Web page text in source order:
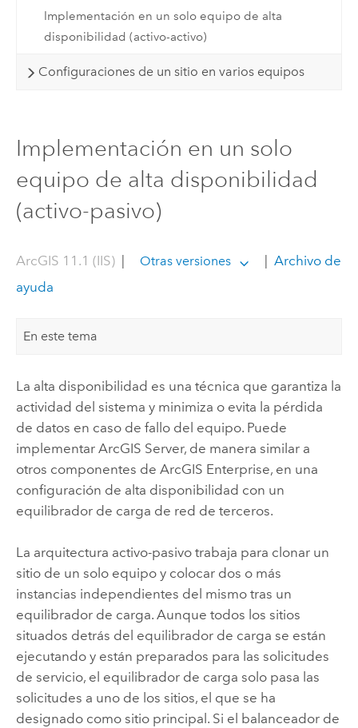
Implementación en un solo equipo de alta
disponibilidad (activo-activo)
Configuraciones de un sitio en varios equipos
Implementación en un solo
equipo de alta disponibilidad
(activo-pasivo)
ArcGIS 11.1 (IIS)| Otras versiones
Archivo de
ayuda
En este tema
La alta disponibilidad es una técnica que garantiza la
actividad del sistema y minimiza o evita la pérdida
de datos en caso de fallo del equipo. Puede
implementar ArcGIS Server, de manera similar a
otros componentes de ArcGIS Enterprise, en una
configuración de alta disponibilidad con un
equilibrador de carga de red de terceros.
La arquitectura activo-pasivo trabaja para clonar un
sitio de un solo equipo y colocar dos o más
instancias independientes del mismo tras un
equilibrador de carga. Aunque todos los sitios
situados detrás del equilibrador de carga se están
ejecutando y están preparados para las solicitudes
de servicio, el equilibrador de carga solo pasa las
solicitudes a uno de los sitios, el que se ha
designado como sitio principal. Si el balanceador de